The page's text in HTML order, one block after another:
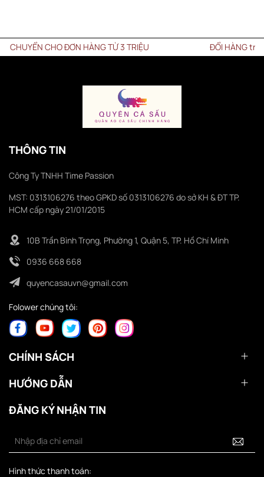
CHO ĐƠN HÀNG TỪ 3 TRIỆU ĐỔI HÀNG trong
THÔNG TIN
Công Ty TNHH Time Passion
MST: 0313106276 theo GPKD số 0313106276 do sở KH & ĐT TP.
HCM cấp ngày 21/01/2015
10B Trần Bình Trọng, Phường 1, Quận 5, TP. Hồ Chí Minh
0936 668 668
quyencasauvn@gmail.com
Folower chúng tôi:
CHÍNH SÁCH
HƯỚNG DẪN
ĐĂNG KÝ NHẬN TIN
Hình thức thanh toán: